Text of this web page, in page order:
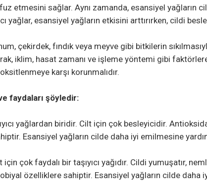
etmesini sağlar. Aynı zamanda, esansiyel yağların
yağlar, esansiyel yağların etkisini arttırırken, cildi
çekirdek, fındık veya meyve gibi bitkilerin
iklim, hasat zamanı ve işleme yöntemi gibi faktörlere
karşı korunmalıdır.
faydaları şöyledir:
yağlardan biridir. Cilt için çok besleyicidir.
Esansiyel yağların cilde daha iyi emilmesine
için çok faydalı bir taşıyıcı yağıdır. Cildi yumuşatır,
özelliklere sahiptir. Esansiyel yağların cilde daha